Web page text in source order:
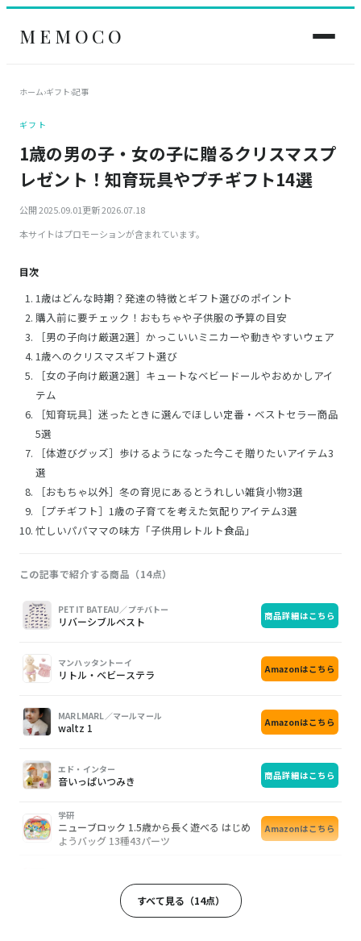
MEMOCO
ホーム›ギフト›記事
ギフト
1歳の男の子・女の子に贈るクリスマスプ
レゼント！知育玩具やプチギフト14選
公開 2025.09.01更新 2026.07.18
本サイトはプロモーションが含まれています。
目次
1歳はどんな時期？発達の特徴とギフト選びのポイント
購入前に要チェック！おもちゃや子供服の予算の目安
［男の子向け厳選2選］かっこいいミニカーや動きやすいウェア
1歳へのクリスマスギフト選び
［女の子向け厳選2選］キュートなベビードールやおめかしアイ
テム
［知育玩具］迷ったときに選んでほしい定番・ベストセラー商品
5選
［体遊びグッズ］歩けるようになった今こそ贈りたいアイテム3
選
［おもちゃ以外］冬の育児にあるとうれしい雑貨小物3選
［プチギフト］1歳の子育てを考えた気配りアイテム3選
忙しいパパママの味方「子供用レトルト食品」
この記事で紹介する商品（14点）
画
像
商
品
購
入
PETIT BATEAU／プチバトー
リバーシブルベスト 商品詳細はこちら
マンハッタントーイ
リトル・ベビーステラ Amazonはこちら
MARLMARL／マールマール
waltz 1 Amazonはこちら
エド・インター
音いっぱいつみき 商品詳細はこちら
学研
ニューブロック 1.5歳から長く遊べる はじめ
ようバッグ 13種43パーツ
Amazonはこちら
スイスイおえかき あお
すべて見る（14点）